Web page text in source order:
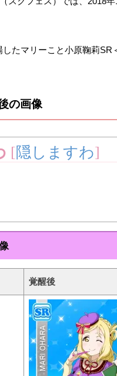
たマリーこと小原鞠莉SR
の画像
[隠しますわ]
覚醒後